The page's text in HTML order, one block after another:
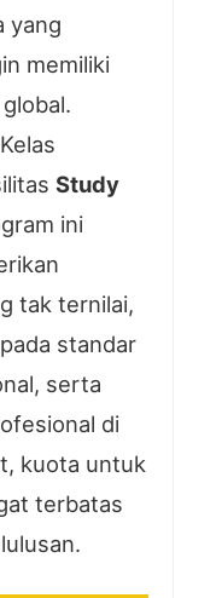
yang
memiliki
Study
ini
tak ternilai,
standar
serta
di
kuota untuk
terbatas